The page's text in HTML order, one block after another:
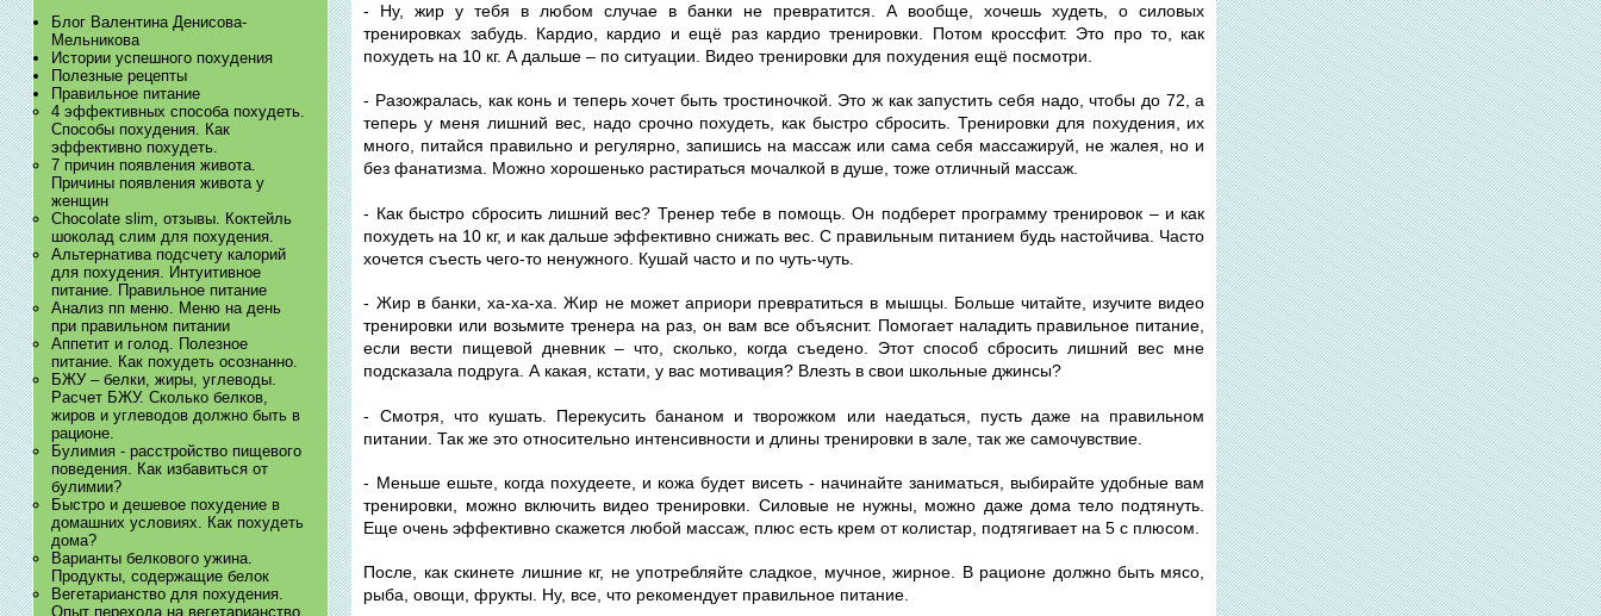
Блог Валентина Денисова-
Мельникова
Истории успешного похудения
Полезные рецепты
Правильное питание
4 эффективных способа похудеть.
Способы похудения. Как
эффективно похудеть.
7 причин появления живота.
Причины появления живота у
женщин
Chocolate slim, отзывы. Коктейль
шоколад слим для похудения.
Альтернатива подсчету калорий
для похудения. Интуитивное
питание. Правильное питание
Анализ пп меню. Меню на день
при правильном питании
Аппетит и голод. Полезное
питание. Как похудеть осознанно.
БЖУ – белки, жиры, углеводы.
Расчет БЖУ. Сколько белков,
жиров и углеводов должно быть в
рационе.
Булимия - расстройство пищевого
поведения. Как избавиться от
булимии?
Быстро и дешевое похудение в
домашних условиях. Как похудеть
дома?
Варианты белкового ужина.
Продукты, содержащие белок
Вегетарианство для похудения.
Опыт перехода на вегетарианство
- Ну, жир у тебя в любом случае в банки не превратится. А вообще, хочешь худеть, о силовых
тренировках забудь. Кардио, кардио и ещё раз кардио тренировки. Потом кроссфит. Это про то, как
похудеть на 10 кг. А дальше – по ситуации. Видео тренировки для похудения ещё посмотри.
- Разожралась, как конь и теперь хочет быть тростиночкой. Это ж как запустить себя надо, чтобы до 72, а
теперь у меня лишний вес, надо срочно похудеть, как быстро сбросить. Тренировки для похудения, их
много, питайся правильно и регулярно, запишись на массаж или сама себя массажируй, не жалея, но и
без фанатизма. Можно хорошенько растираться мочалкой в душе, тоже отличный массаж.
- Как быстро сбросить лишний вес? Тренер тебе в помощь. Он подберет программу тренировок – и как
похудеть на 10 кг, и как дальше эффективно снижать вес. С правильным питанием будь настойчива. Часто
хочется съесть чего-то ненужного. Кушай часто и по чуть-чуть.
- Жир в банки, ха-ха-ха. Жир не может априори превратиться в мышцы. Больше читайте, изучите видео
тренировки или возьмите тренера на раз, он вам все объяснит. Помогает наладить правильное питание,
если вести пищевой дневник – что, сколько, когда съедено. Этот способ сбросить лишний вес мне
подсказала подруга. А какая, кстати, у вас мотивация? Влезть в свои школьные джинсы?
- Смотря, что кушать. Перекусить бананом и творожком или наедаться, пусть даже на правильном
питании. Так же это относительно интенсивности и длины тренировки в зале, так же самочувствие.
- Меньше ешьте, когда похудеете, и кожа будет висеть - начинайте заниматься, выбирайте удобные вам
тренировки, можно включить видео тренировки. Силовые не нужны, можно даже дома тело подтянуть.
Еще очень эффективно скажется любой массаж, плюс есть крем от колистар, подтягивает на 5 с плюсом.
После, как скинете лишние кг, не употребляйте сладкое, мучное, жирное. В рационе должно быть мясо,
рыба, овощи, фрукты. Ну, все, что рекомендует правильное питание.